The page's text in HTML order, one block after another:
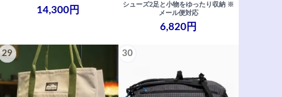
14,300円
シューズ2足と小物をゆったり収納 ※
メール便対応
6,820円
29 30